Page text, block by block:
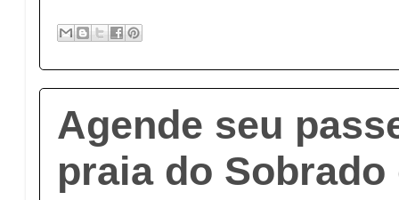
Agende seu
praia do Sobrado